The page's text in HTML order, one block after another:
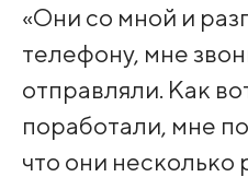
«Они со мной и
телефону, мне
отправляли. Как
поработали, мне
что они несколько